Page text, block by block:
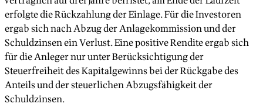
erfolgte die Rückzahlung der Einlage. Für die Investoren
ergab sich nach Abzug der Anlagekommission und der
Schuldzinsen ein Verlust. Eine positive Rendite ergab sich
für die Anleger nur unter Berücksichtigung der
Steuerfreiheit des Kapitalgewinns bei der Rückgabe des
Anteils und der steuerlichen Abzugsfähigkeit der
Schuldzinsen.